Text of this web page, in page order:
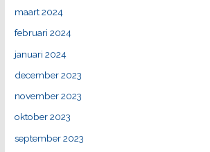
maart 2024
februari 2024
januari 2024
december 2023
november 2023
oktober 2023
september 2023